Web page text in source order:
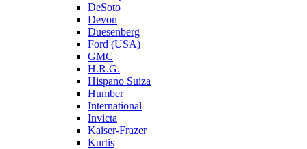
DeSoto
Devon
Duesenberg
Ford (USA)
GMC
H.R.G.
Hispano Suiza
Humber
International
Invicta
Kaiser-Frazer
Kurtis